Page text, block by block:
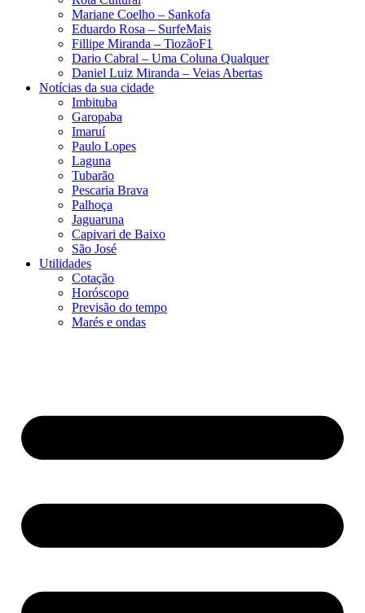
Mariane Coelho – Sankofa
Eduardo Rosa​ – SurfeMais
Fillipe Miranda – TiozãoF1
Dario Cabral – Uma Coluna Qualquer
Daniel Luiz Miranda – Veias Abertas
Notícias da sua cidade
Imbituba
Garopaba
Imaruí
Paulo Lopes
Laguna
Tubarão
Pescaria Brava
Palhoça
Jaguaruna
Capivari de Baixo
São José
Utilidades
Cotação
Horóscopo
Previsão do tempo
Marés e ondas